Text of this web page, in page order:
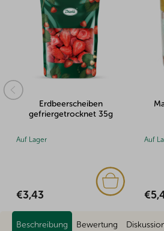
Erdbeerscheiben
gefriergetrocknet 35g
Auf Lager
€3,43
Auf
Beschreibung Bewertung